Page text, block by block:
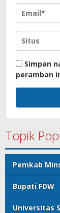
Simpan
peramban
Topik
Pemkab
Bupati FDW
Universitas